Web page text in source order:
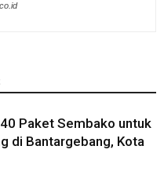
Paket Sembako untuk
di Bantargebang, Kota